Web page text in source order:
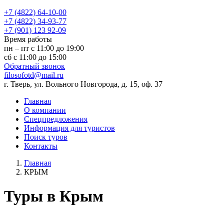
‪+7 (4822) 64-10-00
+7 (4822) 34-93-77
+7 (901) 123 92-09
Время работы
пн – пт с 11:00 до 19:00
сб с 11:00 до 15:00
Обратный звонок
filosofotd@mail.ru
г. Тверь, ул. Вольного Новгорода, д. 15, оф. 37
Главная
О компании
Спецпредложения
Информация для туристов
Поиск туров
Контакты
Главная
КРЫМ
Туры в Крым